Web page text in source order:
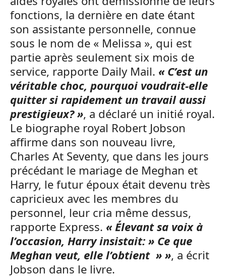
fonctions, la dernière en date étant
son assistante personnelle, connue
sous le nom de « Melissa », qui est
partie après seulement six mois de
service, rapporte Daily Mail. « C’est un
véritable choc, pourquoi voudrait-elle
quitter si rapidement un travail aussi
prestigieux? », a déclaré un initié royal.
Le biographe royal Robert Jobson
affirme dans son nouveau livre,
Charles At Seventy, que dans les jours
précédant le mariage de Meghan et
Harry, le futur époux était devenu très
capricieux avec les membres du
personnel, leur cria même dessus,
rapporte Express. « Élevant sa voix à
l’occasion, Harry insistait: » Ce que
Meghan veut, elle l’obtient » », a écrit
Jobson dans le livre.